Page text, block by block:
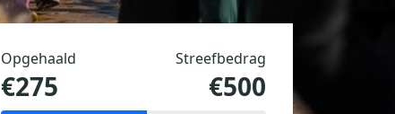
Opgehaald
€275
Streefbedrag
€500